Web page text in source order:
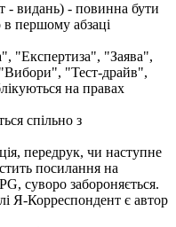
- видань) - повинна бути
в першому абзаці
"Експертиза", "Заява",
"Тест-драйв",
на правах
спільно з
передрук, чи наступне
посилання на
суворо забороняється.
Я-Корреспондент є автор